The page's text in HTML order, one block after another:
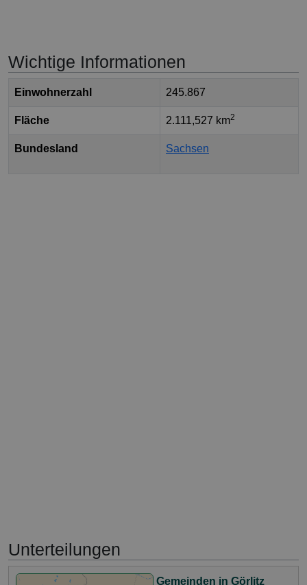
Wichtige Informationen
Einwohnerzahl 245.867
Fläche 2.111,527 km2
Bundesland Sachsen
Unterteilungen
Gemeinden in Görlitz